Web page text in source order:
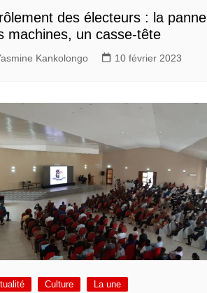
des électeurs : la panne
machines, un casse-tête
Kankolongo 10 février 2023
Culture La une